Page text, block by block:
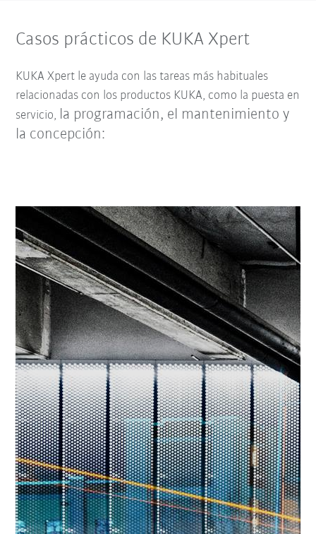
Casos prácticos de KUKA Xpert
KUKA Xpert le ayuda con las tareas más habituales
relacionadas con los productos KUKA, como la puesta en
servicio, la programación, el mantenimiento y
la concepción: